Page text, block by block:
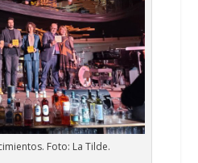
Foto: La Tilde.